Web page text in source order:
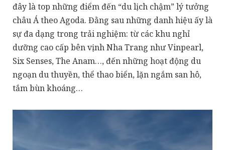
đây là top những điểm đến “du lịch chậm” lý tưởng
châu Á theo Agoda. Đằng sau những danh hiệu ấy là
sự đa dạng trong trải nghiệm: từ các khu nghỉ
dưỡng cao cấp bên vịnh Nha Trang như Vinpearl,
Six Senses, The Anam…, đến những hoạt động du
ngoạn du thuyền, thể thao biển, lặn ngắm san hô,
tắm bùn khoáng…